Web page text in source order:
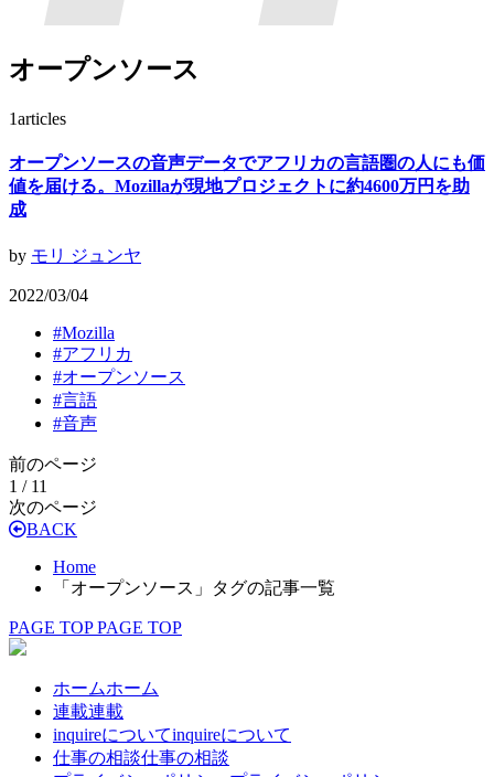
オープンソース
1articles
オープンソースの音声データでアフリカの言語圏の人にも価
値を届ける。Mozillaが現地プロジェクトに約4600万円を助
成
by モリ ジュンヤ
2022/03/04
#Mozilla
#アフリカ
#オープンソース
#言語
#音声
前のページ
1 / 11
次のページ
BACK
Home
「オープンソース」タグの記事一覧
PAGE TOP PAGE TOP
ホームホーム
連載連載
inquireについてinquireについて
仕事の相談仕事の相談